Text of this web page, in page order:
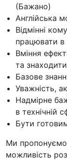
(Бажано)
Англійська
Відмінні
працювати в
Вміння
та знаходити
Базове
Уважність,
Надмірне
в технічній
Бути
Ми пропонуємо
можливість